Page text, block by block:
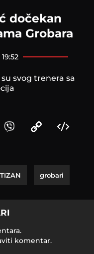
dočekan
Grobara
svog trenera sa
grobari
komentar.